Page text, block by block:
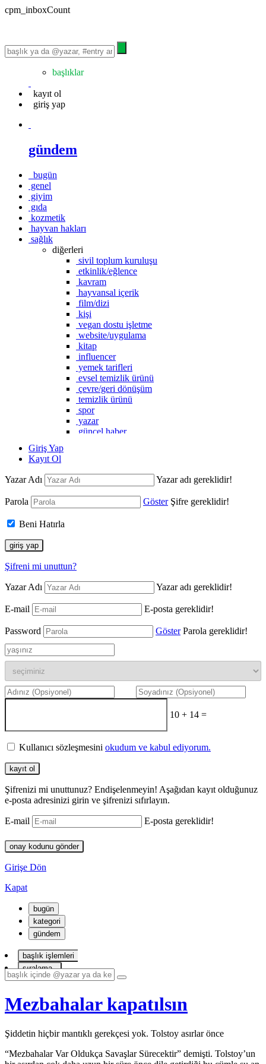
cpm_inboxCount
başlıklar
kayıt ol
giriş yap
gündem
bugün
genel
giyim
gıda
kozmetik
hayvan hakları
sağlık
diğerleri
sivil toplum kuruluşu
etkinlik/eğlence
kavram
hayvansal içerik
film/dizi
kişi
vegan dostu işletme
website/uygulama
kitap
influencer
yemek tarifleri
evsel temizlik ürünü
çevre/geri dönüşüm
temizlik ürünü
spor
yazar
güncel haber
Giriş Yap
Kayıt Ol
Yazar Adı Yazar adı gereklidir!
Parola Göster Şifre gereklidir!
Beni Hatırla
giriş yap
Şifreni mi unuttun?
Yazar Adı Yazar adı gereklidir!
E-mail E-posta gereklidir!
Password Göster Parola gereklidir!
10 + 14 =
Kullanıcı sözleşmesini okudum ve kabul ediyorum.
kayıt ol
Şifrenizi mi unuttunuz? Endişelenmeyin! Aşağıdan kayıt olduğunuz
e-posta adresinizi girin ve şifrenizi sıfırlayın.
E-mail E-posta gereklidir!
onay kodunu gönder
Girişe Dön
Kapat
bugün
kategori
gündem
başlık işlemleri
sıralama
Mezbahalar kapatılsın
Şiddetin hiçbir mantıklı gerekçesi yok. Tolstoy asırlar önce
“Mezbahalar Var Oldukça Savaşlar Sürecektir” demişti. Tolstoy’un